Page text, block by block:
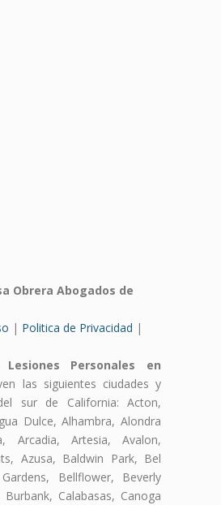
Obrera Abogados de
| Politica de Privacidad |
Personales en
las siguientes ciudades y
sur de California: Acton,
Dulce, Alhambra, Alondra
Arcadia, Artesia, Avalon,
Azusa, Baldwin Park, Bel
Bellflower, Beverly
Calabasas, Canoga